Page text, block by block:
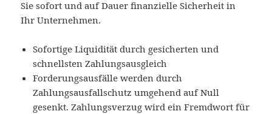
Sie sofort und auf Dauer finanzielle Sicherheit in
Ihr Unternehmen.
Sofortige Liquidität durch gesicherten und
schnellsten Zahlungsausgleich
Forderungsausfälle werden durch
Zahlungsausfallschutz umgehend auf Null
gesenkt. Zahlungsverzug wird ein Fremdwort für